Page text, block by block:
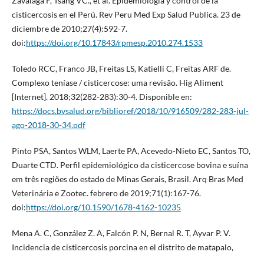
cisticercosis en el Perú. Rev Peru Med Exp Salud Publica. 23 de
diciembre de 2010;27(4):592-7.
doi:https://doi.org/10.17843/rpmesp.2010.274.1533
Toledo RCC, Franco JB, Freitas LS, Katielli C, Freitas ARF de.
Complexo teníase / cisticercose: uma revisão. Hig Aliment
[Internet]. 2018;32(282-283):30-4. Disponible en:
https://docs.bvsalud.org/biblioref/2018/10/916509/282-283-jul-
ago-2018-30-34.pdf
Pinto PSA, Santos WLM, Laerte PA, Acevedo-Nieto EC, Santos TO,
Duarte CTD. Perfil epidemiológico da cisticercose bovina e suína
em três regiões do estado de Minas Gerais, Brasil. Arq Bras Med
Veterinária e Zootec. febrero de 2019;71(1):167-76.
doi:https://doi.org/10.1590/1678-4162-10235
Mena A. C, González Z. A, Falcón P. N, Bernal R. T, Ayvar P. V.
Incidencia de cisticercosis porcina en el distrito de matapalo,